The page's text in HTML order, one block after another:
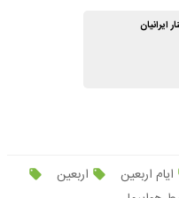
ایام اربعین
اربعین